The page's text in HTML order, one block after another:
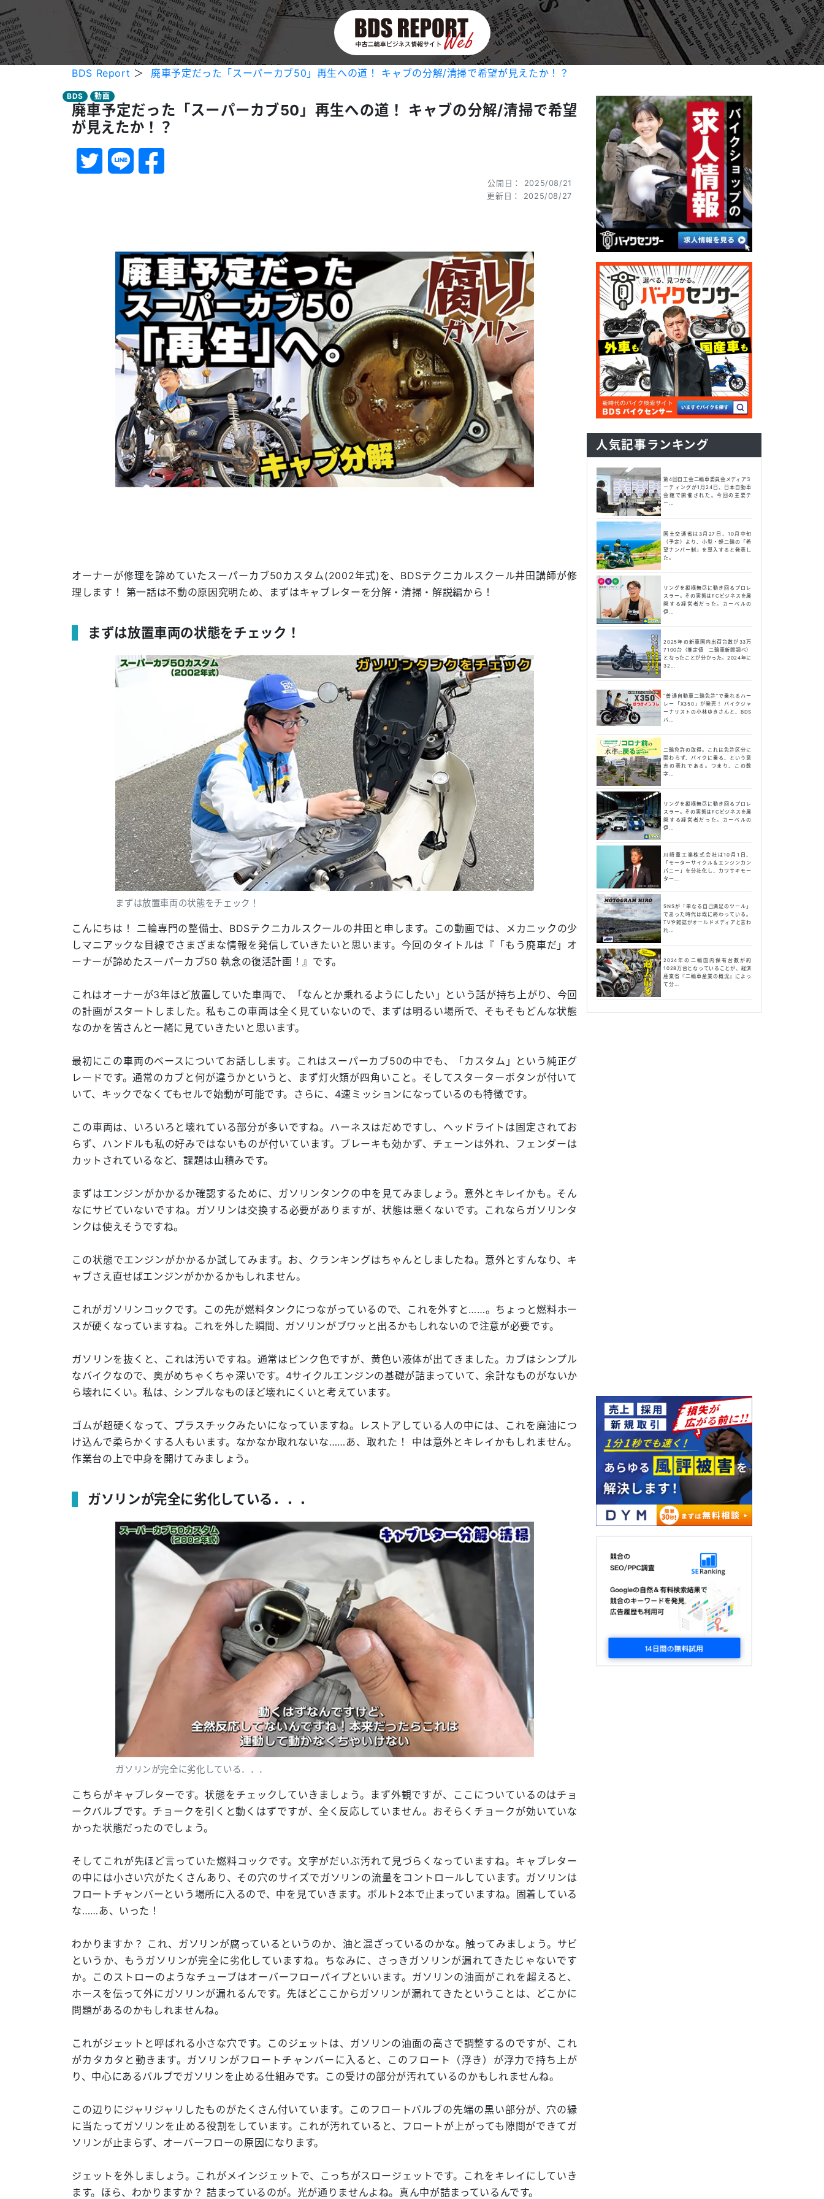
BDS Report ＞ 廃車予定だった「スーパーカブ50」再生への道！ キャブの分解/清掃で希望が見えたか！？
BDS 動画
廃車予定だった「スーパーカブ50」再生への道！ キャブの分解/清掃で希望
が見えたか！？
公開日： 2025/08/21
更新日： 2025/08/27
オーナーが修理を諦めていたスーパーカブ50カスタム(2002年式)を、BDSテクニカルスクール井田講師が修
理します！ 第一話は不動の原因究明ため、まずはキャブレターを分解・清掃・解説編から！
まずは放置車両の状態をチェック！
まずは放置車両の状態をチェック！
こんにちは！ 二輪専門の整備士、BDSテクニカルスクールの井田と申します。この動画では、メカニックの少
しマニアックな目線でさまざまな情報を発信していきたいと思います。今回のタイトルは『「もう廃車だ」オ
ーナーが諦めたスーパーカブ50 執念の復活計画！』です。
これはオーナーが3年ほど放置していた車両で、「なんとか乗れるようにしたい」という話が持ち上がり、今回
の計画がスタートしました。私もこの車両は全く見ていないので、まずは明るい場所で、そもそもどんな状態
なのかを皆さんと一緒に見ていきたいと思います。
最初にこの車両のベースについてお話しします。これはスーパーカブ50の中でも、「カスタム」という純正グ
レードです。通常のカブと何が違うかというと、まず灯火類が四角いこと。そしてスターターボタンが付いて
いて、キックでなくてもセルで始動が可能です。さらに、4速ミッションになっているのも特徴です。
この車両は、いろいろと壊れている部分が多いですね。ハーネスはだめですし、ヘッドライトは固定されてお
らず、ハンドルも私の好みではないものが付いています。ブレーキも効かず、チェーンは外れ、フェンダーは
カットされているなど、課題は山積みです。
まずはエンジンがかかるか確認するために、ガソリンタンクの中を見てみましょう。意外とキレイかも。そん
なにサビていないですね。ガソリンは交換する必要がありますが、状態は悪くないです。これならガソリンタ
ンクは使えそうですね。
この状態でエンジンがかかるか試してみます。お、クランキングはちゃんとしましたね。意外とすんなり、キ
ャブさえ直せばエンジンがかかるかもしれません。
これがガソリンコックです。この先が燃料タンクにつながっているので、これを外すと……。ちょっと燃料ホー
スが硬くなっていますね。これを外した瞬間、ガソリンがブワッと出るかもしれないので注意が必要です。
ガソリンを抜くと、これは汚いですね。通常はピンク色ですが、黄色い液体が出てきました。カブはシンプル
なバイクなので、奥がめちゃくちゃ深いです。4サイクルエンジンの基礎が詰まっていて、余計なものがないか
ら壊れにくい。私は、シンプルなものほど壊れにくいと考えています。
ゴムが超硬くなって、プラスチックみたいになっていますね。レストアしている人の中には、これを廃油につ
け込んで柔らかくする人もいます。なかなか取れないな……あ、取れた！ 中は意外とキレイかもしれません。
作業台の上で中身を開けてみましょう。
ガソリンが完全に劣化している．．．
ガソリンが完全に劣化している．．．
こちらがキャブレターです。状態をチェックしていきましょう。まず外観ですが、ここについているのはチョ
ークバルブです。チョークを引くと動くはずですが、全く反応していません。おそらくチョークが効いていな
かった状態だったのでしょう。
そしてこれが先ほど言っていた燃料コックです。文字がだいぶ汚れて見づらくなっていますね。キャブレター
の中には小さい穴がたくさんあり、その穴のサイズでガソリンの流量をコントロールしています。ガソリンは
フロートチャンバーという場所に入るので、中を見ていきます。ボルト2本で止まっていますね。固着している
な……あ、いった！
わかりますか？ これ、ガソリンが腐っているというのか、油と混ざっているのかな。触ってみましょう。サビ
というか、もうガソリンが完全に劣化していますね。ちなみに、さっきガソリンが漏れてきたじゃないです
か。このストローのようなチューブはオーバーフローパイプといいます。ガソリンの油面がこれを超えると、
ホースを伝って外にガソリンが漏れるんです。先ほどここからガソリンが漏れてきたということは、どこかに
問題があるのかもしれませんね。
これがジェットと呼ばれる小さな穴です。このジェットは、ガソリンの油面の高さで調整するのですが、これ
がカタカタと動きます。ガソリンがフロートチャンバーに入ると、このフロート（浮き）が浮力で持ち上が
り、中心にあるバルブでガソリンを止める仕組みです。この受けの部分が汚れているのかもしれませんね。
この辺りにジャリジャリしたものがたくさん付いています。このフロートバルブの先端の黒い部分が、穴の縁
に当たってガソリンを止める役割をしています。これが汚れていると、フロートが上がっても隙間ができてガ
ソリンが止まらず、オーバーフローの原因になります。
ジェットを外しましょう。これがメインジェットで、こっちがスロージェットです。これをキレイにしていき
ます。ほら、わかりますか？ 詰まっているのが。光が通りませんよね。真ん中が詰まっているんです。
人気記事ランキング
第4回自工会二輪車委員会メディアミ
ーティングが1月24日、日本自動車
会館で開催された。今回の主要テ
ー...
国土交通省は3月27日、10月中旬
（予定）より、小型・軽二輪の「希
望ナンバー制」を導入すると発表し
た。
リングを縦横無尽に動き回るプロレ
スラー。その実態はFCビジネスを展
開する経営者だった。カーベルの
伊...
2025年の新車国内出荷台数が33万
7100台（推定値 二輪車新聞調べ）
となったことが分かった。2024年に
32...
“普通自動車二輪免許”で乗れるハー
レー「X350」が発売！ バイクジャ
ーナリストの小林ゆきさんと、BDS
バ...
二輪免許の取得。これは免許区分に
関わらず、バイクに乗る、という意
志の表れである。つまり、この数
字...
リングを縦横無尽に動き回るプロレ
スラー。その実態はFCビジネスを展
開する経営者だった。カーベルの
伊...
川崎重工業株式会社は10月1日、
「モーターサイクル＆エンジンカン
パニー」を分社化し、カワサキモー
ター...
SNSが「単なる自己満足のツール」
であった時代は既に終わっている。
TVや雑誌がオールドメディアと言わ
れ...
2024年の二輪国内保有台数が約
1028万台となっていることが、経済
産業省『二輪車産業の概況』によっ
て分...